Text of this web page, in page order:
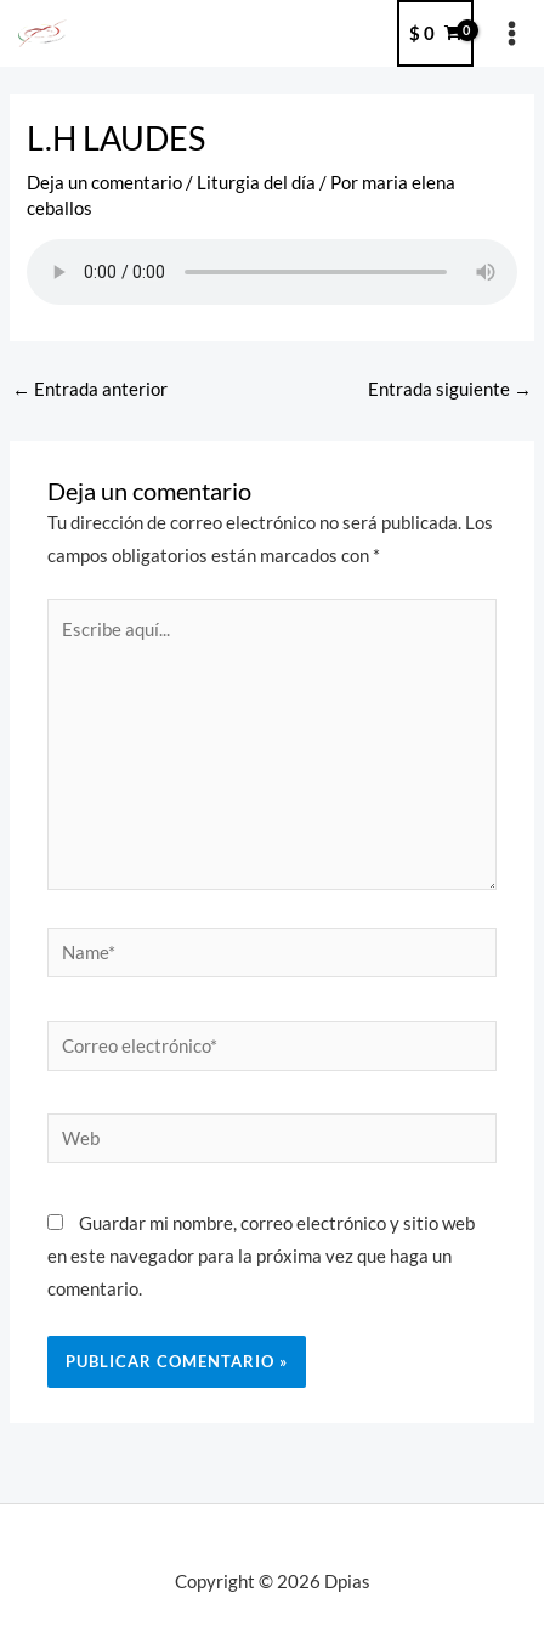
$ 0
L.H LAUDES
Deja un comentario / Liturgia del día / Por maria elena
ceballos
← Entrada anterior Entrada siguiente →
Deja un comentario
Tu dirección de correo electrónico no será publicada. Los
campos obligatorios están marcados con *
Name*
Correo
electrónico*
Web
Guardar mi nombre, correo electrónico y sitio web
en este navegador para la próxima vez que haga un
comentario.
Copyright © 2026 Dpias